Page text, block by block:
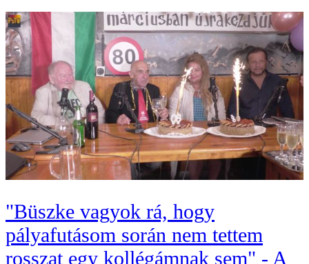
"Büszke vagyok rá, hogy
pályafutásom során nem tettem
rosszat egy kollégámnak sem" - A